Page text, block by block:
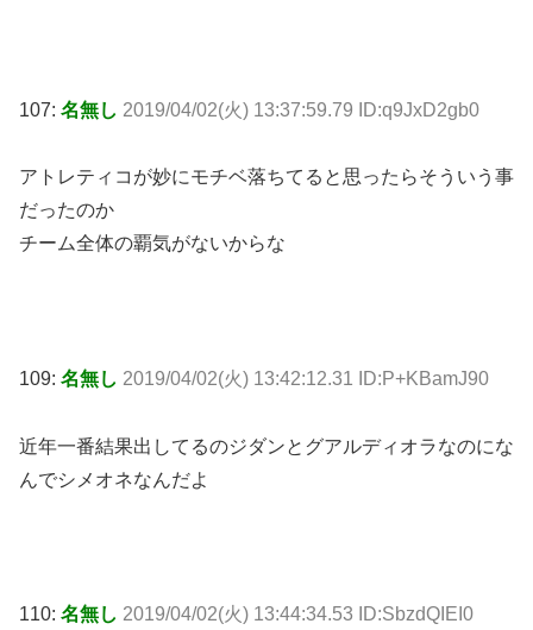
107: 名無し 2019/04/02(火) 13:37:59.79 ID:q9JxD2gb0
アトレティコが妙にモチベ落ちてると思ったらそういう事
だったのか
チーム全体の覇気がないからな
109: 名無し 2019/04/02(火) 13:42:12.31 ID:P+KBamJ90
近年一番結果出してるのジダンとグアルディオラなのにな
んでシメオネなんだよ
110: 名無し 2019/04/02(火) 13:44:34.53 ID:SbzdQIEI0